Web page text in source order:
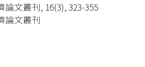
論文叢刊, 16(3), 323-355
論文叢刊